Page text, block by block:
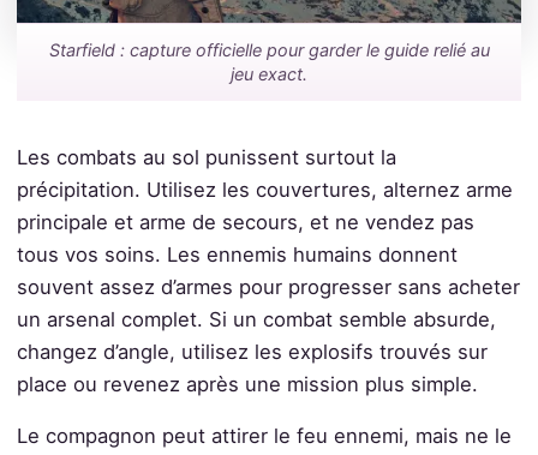
Starfield : capture officielle pour garder le guide relié au
jeu exact.
Les combats au sol punissent surtout la
précipitation. Utilisez les couvertures, alternez arme
principale et arme de secours, et ne vendez pas
tous vos soins. Les ennemis humains donnent
souvent assez d’armes pour progresser sans acheter
un arsenal complet. Si un combat semble absurde,
changez d’angle, utilisez les explosifs trouvés sur
place ou revenez après une mission plus simple.
Le compagnon peut attirer le feu ennemi, mais ne le